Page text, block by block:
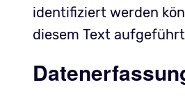
identifiziert werden
diesem Text